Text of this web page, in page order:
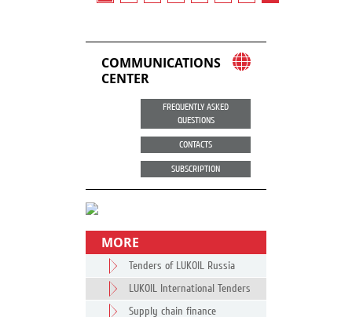
COMMUNICATIONS
CENTER
FREQUENTLY ASKED
QUESTIONS
CONTACTS
SUBSCRIPTION
MORE
Tenders of LUKOIL Russia
LUKOIL International Tenders
Supply chain finance